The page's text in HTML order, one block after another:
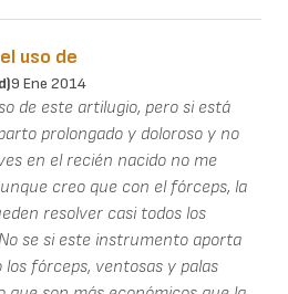
uso de
9 Ene 2014
de este artilugio, pero si está
prolongado y doloroso y no
en el recién nacido no me
creo que con el fórceps, la
resolver casi todos los
se si este instrumento aporta
fórceps, ventosas y palas